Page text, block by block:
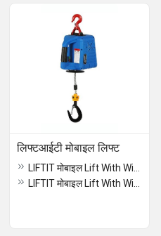
लिफ्टआईटी मोबाइल लिफ्ट